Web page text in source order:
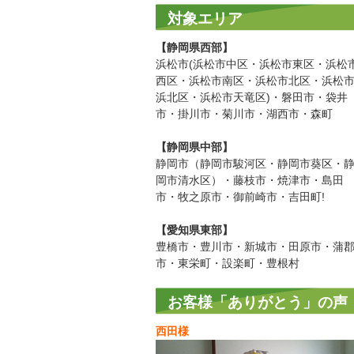
対象エリア
【静岡県西部】
浜松市(浜松市中区・浜松市東区・浜松
西区・浜松市南区・浜松市北区・浜松市
浜北区・浜松市天竜区)・磐田市・袋井
市・掛川市・菊川市・湖西市・森町
【静岡県中部】
静岡市（静岡市駿河区・静岡市葵区・静
岡市清水区）・藤枝市・焼津市・島田
市・牧之原市・御前崎市・吉田町!
【愛知県東部】
豊橋市・豊川市・新城市・田原市・蒲郡
市・東栄町・設楽町・豊根村
お客様「ありがとう」の声
西田様